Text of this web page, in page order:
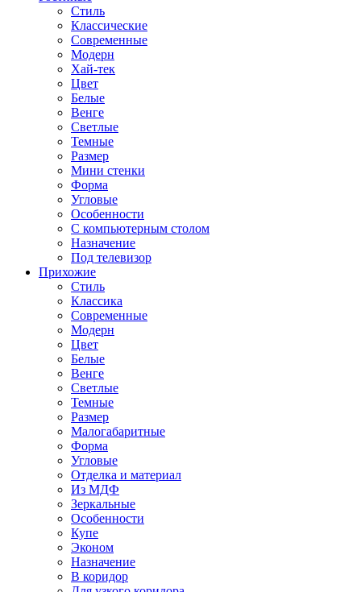
Стиль
Классические
Современные
Модерн
Хай-тек
Цвет
Белые
Венге
Светлые
Темные
Размер
Мини стенки
Форма
Угловые
Особенности
С компьютерным столом
Назначение
Под телевизор
Прихожие
Стиль
Классика
Современные
Модерн
Цвет
Белые
Венге
Светлые
Темные
Размер
Малогабаритные
Форма
Угловые
Отделка и материал
Из МДФ
Зеркальные
Особенности
Купе
Эконом
Назначение
В коридор